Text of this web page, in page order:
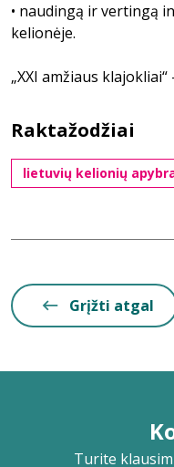
• naudingą ir vertingą
kelionėje.
„XXI amžiaus
Raktažodžiai
lietuvių kelionių
Grįžti atgal
Turite